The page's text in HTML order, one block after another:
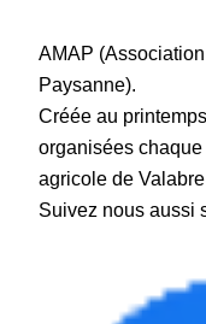
AMAP
Paysanne).
Créée au
organisées
agricole de
Suivez nous aussi